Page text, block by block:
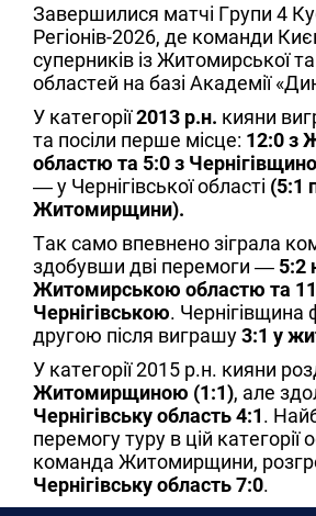
Завершилися матчі Групи 4
Регіонів-2026, де команди
суперників із Житомирської та
областей на базі Академії
У категорії2013 р.н. кияни
та посіли перше місце: 12:0 з
областю та 5:0 з
— у Чернігівської області (5:1
Житомирщини).
Так само впевнено зіграла
здобувши дві перемоги — 5:2
Житомирською областю та
Чернігівською. Чернігівщина
другою після виграшу3:1 у
У категорії 2015 р.н. кияни
Житомирщиною (1:1), але
Чернігівську область 4:1.
перемогу туру в цій категорії
команда Житомирщини,
Чернігівську область 7:0.